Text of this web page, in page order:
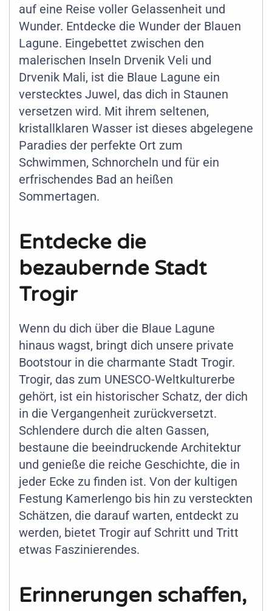
auf eine Reise voller Gelassenheit und
Wunder. Entdecke die Wunder der Blauen
Lagune. Eingebettet zwischen den
malerischen Inseln Drvenik Veli und
Drvenik Mali, ist die Blaue Lagune ein
verstecktes Juwel, das dich in Staunen
versetzen wird. Mit ihrem seltenen,
kristallklaren Wasser ist dieses abgelegene
Paradies der perfekte Ort zum
Schwimmen, Schnorcheln und für ein
erfrischendes Bad an heißen
Sommertagen.
Entdecke die
bezaubernde Stadt
Trogir
Wenn du dich über die Blaue Lagune
hinaus wagst, bringt dich unsere private
Bootstour in die charmante Stadt Trogir.
Trogir, das zum UNESCO-Weltkulturerbe
gehört, ist ein historischer Schatz, der dich
in die Vergangenheit zurückversetzt.
Schlendere durch die alten Gassen,
bestaune die beeindruckende Architektur
und genieße die reiche Geschichte, die in
jeder Ecke zu finden ist. Von der kultigen
Festung Kamerlengo bis hin zu versteckten
Schätzen, die darauf warten, entdeckt zu
werden, bietet Trogir auf Schritt und Tritt
etwas Faszinierendes.
Erinnerungen schaffen,